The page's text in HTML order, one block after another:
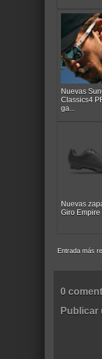
Nuevas
Classics4
ga...
Nuevas
Giro Empire
Entrada más
0
Publicar